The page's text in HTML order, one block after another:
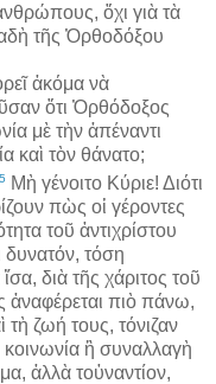
ὄχι γιὰ τὰ
τῆς Ὀρθοδόξου
ἀκόμα νὰ
ὅτι Ὀρθόδοξος
μὲ τὴν ἀπέναντι
καὶ τὸν θάνατο;
5
Μὴ γένοιτο Κύριε! Διότι
πὼς οἱ γέροντες
τοῦ ἀντιχρίστου
δυνατόν, τόση
διὰ τῆς χάριτος τοῦ
ἀναφέρεται πιὸ πάνω,
τὴ ζωή τους, τόνιζαν
κοινωνία ἢ συναλλαγὴ
ἀλλὰ τοὐναντίον,